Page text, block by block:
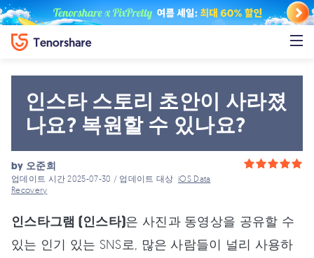
인스타 스토리 초안이 사라졌
나요? 복원할 수 있나요?
by 오준희
업데이트 시간 2025-07-30 / 업데이트 대상iOS Data
Recovery
인스타그램 (인스타)은 사진과 동영상을 공유할 수
있는 인기 있는 SNS로, 많은 사람들이 널리 사용하